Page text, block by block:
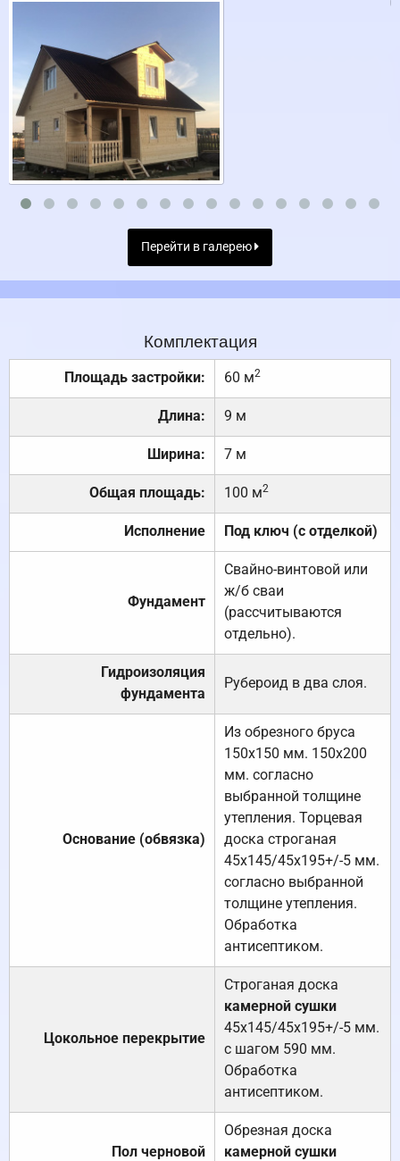
Перейти в галерею
Комплектация
Площадь застройки: 60 м2
Длина: 9 м
Ширина: 7 м
Общая площадь: 100 м2
Исполнение Под ключ (с отделкой)
Фундамент
Свайно-винтовой или
ж/б сваи
(рассчитываются
отдельно).
Гидроизоляция
фундамента
Рубероид в два слоя.
Основание (обвязка)
Из обрезного бруса
150х150 мм. 150х200
мм. согласно
выбранной толщине
утепления. Торцевая
доска строганая
45х145/45х195+/-5 мм.
согласно выбранной
толщине утепления.
Обработка
антисептиком.
Цокольное перекрытие
Строганая доска
камерной сушки
45х145/45х195+/-5 мм.
с шагом 590 мм.
Обработка
антисептиком.
Пол черновой
Обрезная доска
камерной сушки